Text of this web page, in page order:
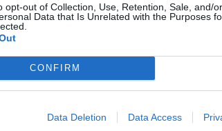
opt-out of Collection, Use, Retention, Sale, and/
Data that Is Unrelated with the Purposes
CONFIRM
Data Deletion Data Access
la